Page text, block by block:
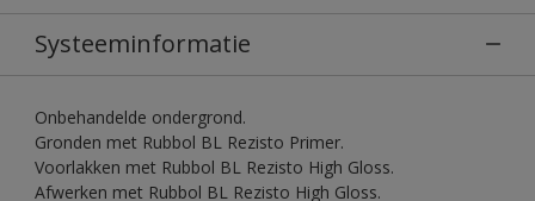
Systeeminformatie
Onbehandelde ondergrond.
Gronden met Rubbol BL Rezisto Primer.
Voorlakken met Rubbol BL Rezisto High Gloss.
Afwerken met Rubbol BL Rezisto High Gloss.